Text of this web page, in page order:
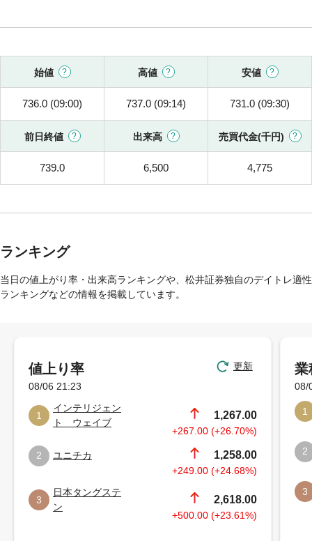
始値 高値 安値
736.0 (09:00) 737.0 (09:14) 731.0 (09:30)
前日終値 出来高 売買代金(千円)
739.0 6,500 4,775
ランキング
当日の値上がり率・出来高ランキングや、松井証券独自のデイトレ適性
ランキングなどの情報を掲載しています。